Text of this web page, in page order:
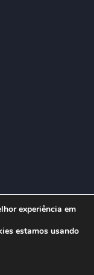
experiência em
estamos usando